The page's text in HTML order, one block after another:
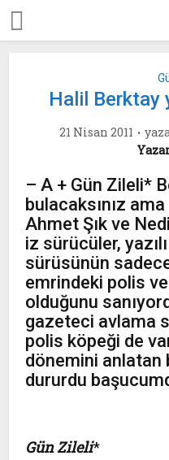
Halil Berktay
21 Nisan 2011
– A + Gün Zileli*
bulacaksınız
Ahmet Şık ve
iz sürücüler,
sürüsünün
emrindeki polis
olduğunu
gazeteci avlama
polis köpeği de
dönemini anlatan
dururdu
Gün Zileli*